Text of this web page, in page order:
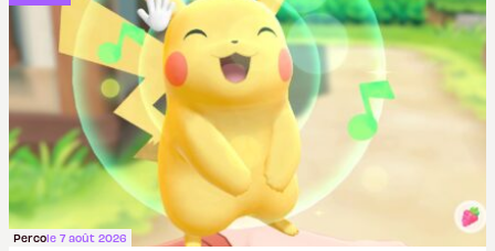
anciens. Il leur faudrait une bonne guerre des
consoles à ces petits cons !
Percole 7 août 2026